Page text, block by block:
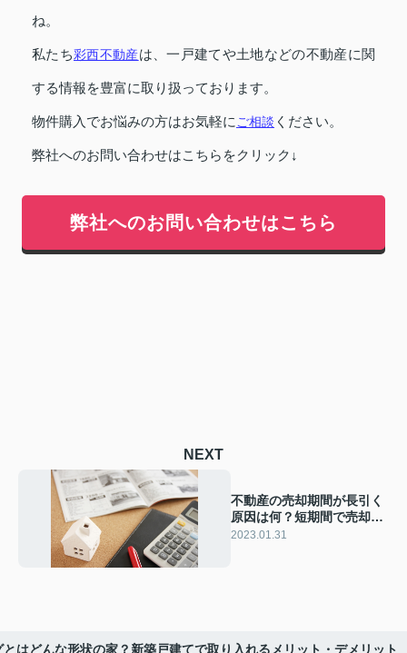
ね。
私たち彩西不動産は、一戸建てや土地などの不動産に関
する情報を豊富に取り扱っております。
物件購入でお悩みの方はお気軽に ご相談 ください。
弊社へのお問い合わせはこちらをクリック↓
弊社へのお問い合わせはこちら
NEXT
不動産の売却期間が長引く
原因は何？短期間で売却す
るためのコツと対処法
2023.01.31
はどんな形状の家？新築戸建てで取り入れるメリット・デメリット